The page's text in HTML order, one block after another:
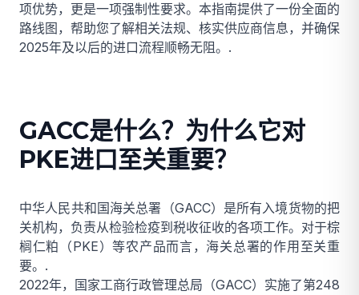
项优势，更是一项强制性要求。本指南提供了一份全面的
路线图，帮助您了解相关法规、核实供应商信息，并确保
2025年及以后的进口流程顺畅无阻。.
GACC是什么？为什么它对
PKE进口至关重要？
中华人民共和国海关总署（GACC）是所有入境货物的把
关机构，负责从检验检疫到税收征收的各项工作。对于棕
榈仁粕（PKE）等农产品而言，海关总署的作用至关重
要。.
2022年，国家工商行政管理总局（GACC）实施了第248